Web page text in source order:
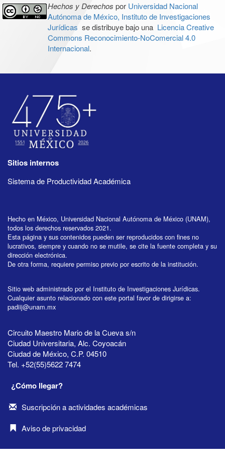
Hechos y Derechos por Universidad Nacional
Autónoma de México, Instituto de Investigaciones
Jurídicas se distribuye bajo una Licencia Creative
Commons Reconocimiento-NoComercial 4.0
Internacional.
Sitios internos
Sistema de Productividad Académica
Hecho en México, Universidad Nacional Autónoma de México (UNAM),
todos los derechos reservados 2021.
Esta página y sus contenidos pueden ser reproducidos con fines no
lucrativos, siempre y cuando no se mutile, se cite la fuente completa y su
dirección electrónica.
De otra forma, requiere permiso previo por escrito de la institución.
Sitio web administrado por el Instituto de Investigaciones Jurídicas.
Cualquier asunto relacionado con este portal favor de dirigirse a:
padiij@unam.mx
Circuito Maestro Mario de la Cueva s/n
Ciudad Universitaria, Alc. Coyoacán
Ciudad de México, C.P. 04510
Tel. +52(55)5622 7474
¿Cómo llegar?
Suscripción a actividades académicas
Aviso de privacidad